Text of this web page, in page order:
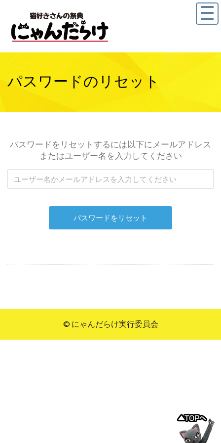
パスワードのリセット
パスワードをリセットするには以下にメールアドレス
またはユーザー名を入力してください
© にゃんだらけ実行委員会